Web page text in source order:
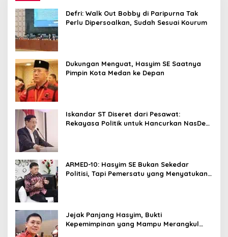
Defri: Walk Out Bobby di Paripurna Tak
Perlu Dipersoalkan, Sudah Sesuai Kourum
Dukungan Menguat, Hasyim SE Saatnya
Pimpin Kota Medan ke Depan
Iskandar ST Diseret dari Pesawat:
Rekayasa Politik untuk Hancurkan NasDem
ARMED-10: Hasyim SE Bukan Sekedar
Politisi, Tapi Pemersatu yang Menyatukan
Jejak Panjang Hasyim, Bukti
Kepemimpinan yang Mampu Merangkul